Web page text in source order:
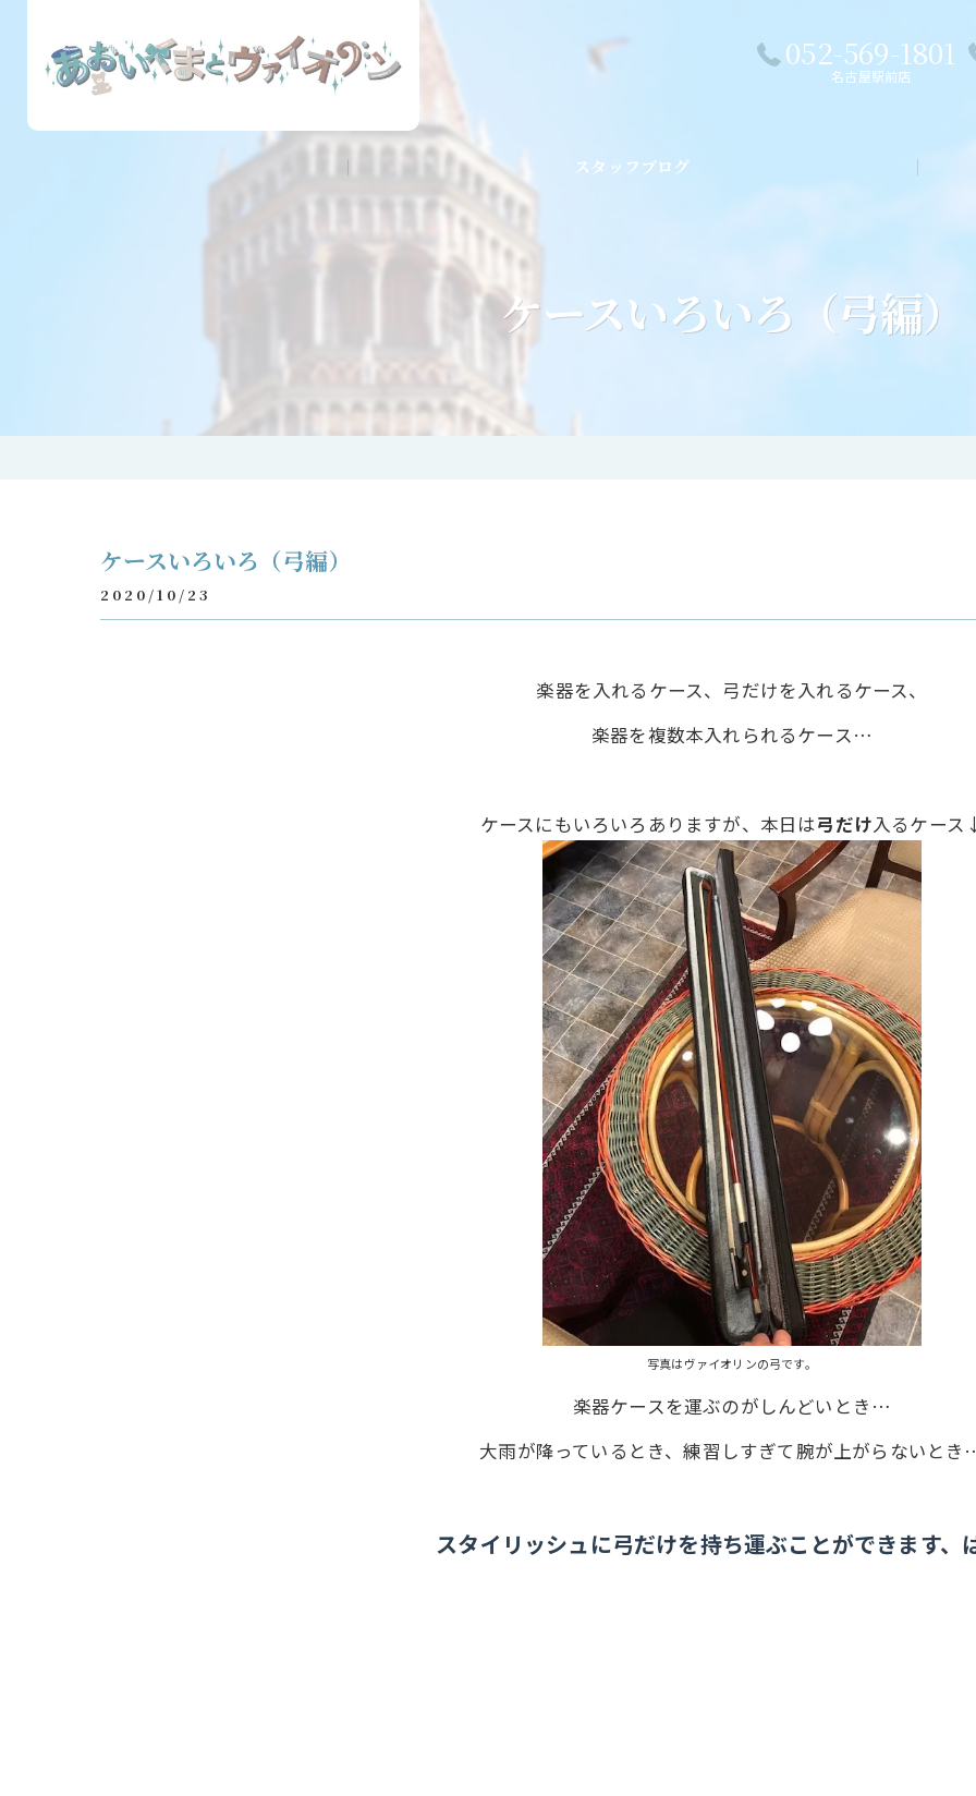
052-569-1801
名古屋駅前店
スタッフブログ
ケースいろいろ（弓編）
ケースいろいろ（弓編）
2020/10/23
楽器を入れるケース、弓だけを入れるケース、
楽器を複数本入れられるケース…
ケースにもいろいろありますが、本日は弓だけ入るケー
写真はヴァイオリンの弓です。
楽器ケースを運ぶのがしんどいとき…
大雨が降っているとき、練習しすぎて腕が上がらないと
スタイリッシュに弓だけを持ち運ぶことができます、